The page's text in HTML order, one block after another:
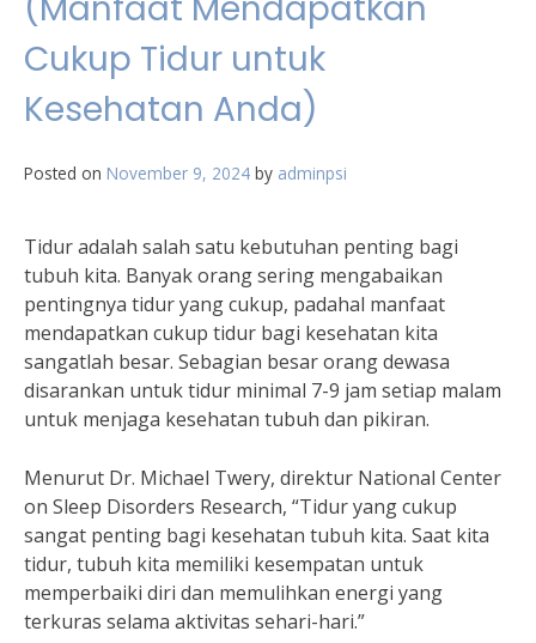
Cukup Tidur untuk
Kesehatan Anda)
Posted on November 9, 2024 by adminpsi
Tidur adalah salah satu kebutuhan penting bagi
tubuh kita. Banyak orang sering mengabaikan
pentingnya tidur yang cukup, padahal manfaat
mendapatkan cukup tidur bagi kesehatan kita
sangatlah besar. Sebagian besar orang dewasa
disarankan untuk tidur minimal 7-9 jam setiap malam
untuk menjaga kesehatan tubuh dan pikiran.
Menurut Dr. Michael Twery, direktur National Center
on Sleep Disorders Research, “Tidur yang cukup
sangat penting bagi kesehatan tubuh kita. Saat kita
tidur, tubuh kita memiliki kesempatan untuk
memperbaiki diri dan memulihkan energi yang
terkuras selama aktivitas sehari-hari.”